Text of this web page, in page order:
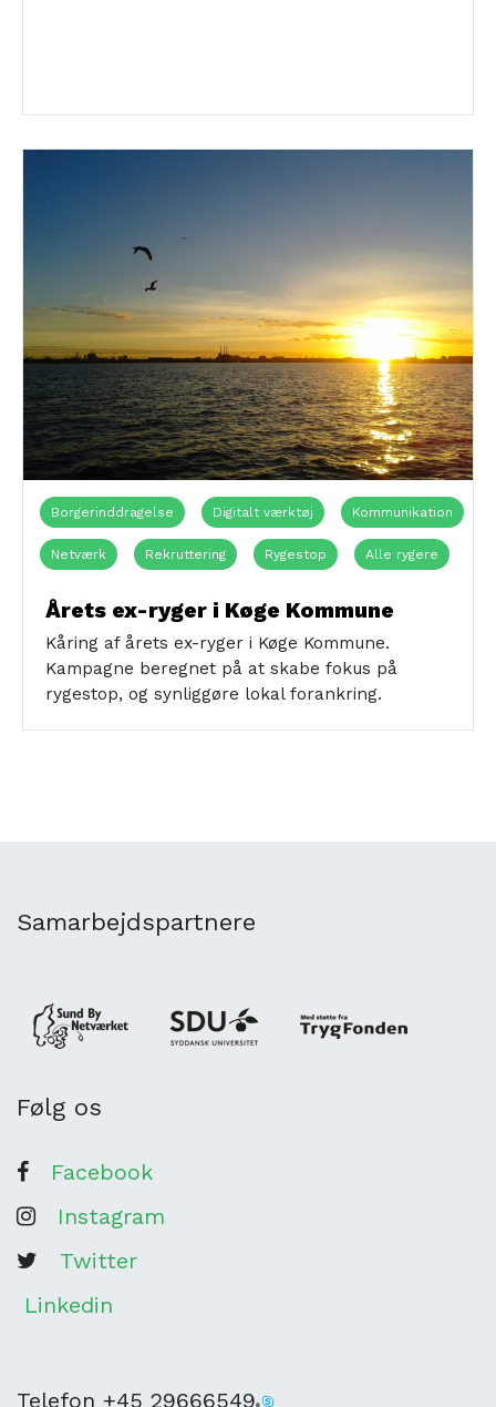
Borgerinddragelse Digitalt værktøj Kommunikation
Netværk Rekruttering Rygestop Alle rygere
Pårørende
Foreningslivet
Årets ex-ryger i Køge Kommune
Kåring af årets ex-ryger i Køge Kommune.
Kampagne beregnet på at skabe fokus på
rygestop, og synliggøre lokal forankring.
Samarbejdspartnere
Følg os
Facebook
Instagram
Twitter
Linkedin
Telefon +45 29666549